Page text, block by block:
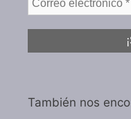
También nos